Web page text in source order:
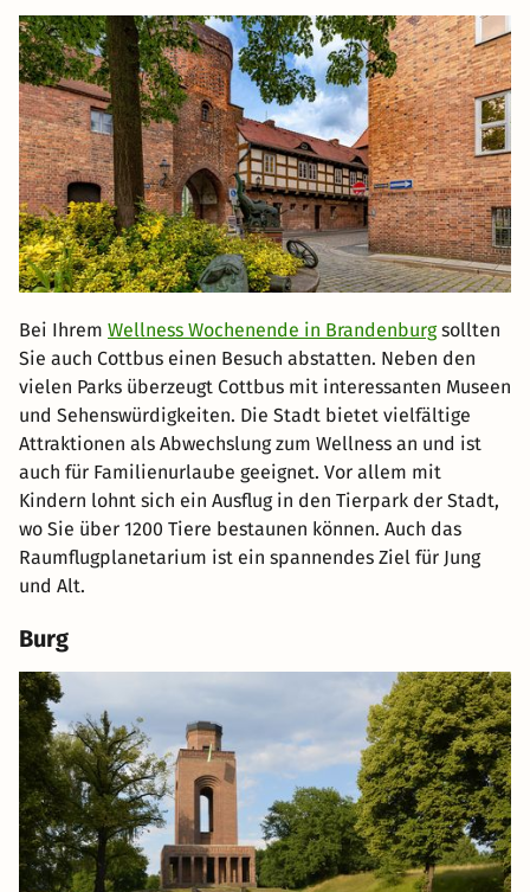
Bei Ihrem Wellness Wochenende in Brandenburgsollten
Sie auch Cottbus einen Besuch abstatten. Neben den
vielen Parks überzeugt Cottbus mit interessanten Museen
und Sehenswürdigkeiten. Die Stadt bietet vielfältige
Attraktionen als Abwechslung zum Wellness an und ist
auch für Familienurlaube geeignet. Vor allem mit
Kindern lohnt sich ein Ausflug in den Tierpark der Stadt,
wo Sie über 1200 Tiere bestaunen können. Auch das
Raumflugplanetarium ist ein spannendes Ziel für Jung
und Alt.
Burg